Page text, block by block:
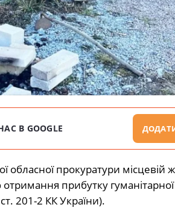
В GOOGLE
обласної прокуратури місцевій
прибутку
201-2 КК України).